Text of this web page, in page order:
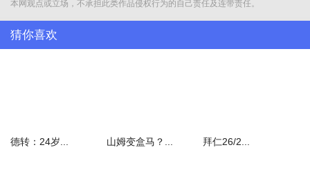
协议第二阶段，并向外界传递“不允许技术官僚委员会履职”的信号。
声明强调，以色列政府是“唯一持续逃避停火承诺的一方”。
在谈及拉法口岸问题时，声明重申拉法陆路口岸是巴勒斯坦与埃及之
本网观点或立场，不承担此类作品侵权行为的自己责任及连带责任。
猜你喜欢
德转：24岁... 山姆变盒马？... 拜仁26/2...